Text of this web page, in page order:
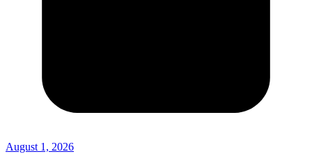
August 1, 2026